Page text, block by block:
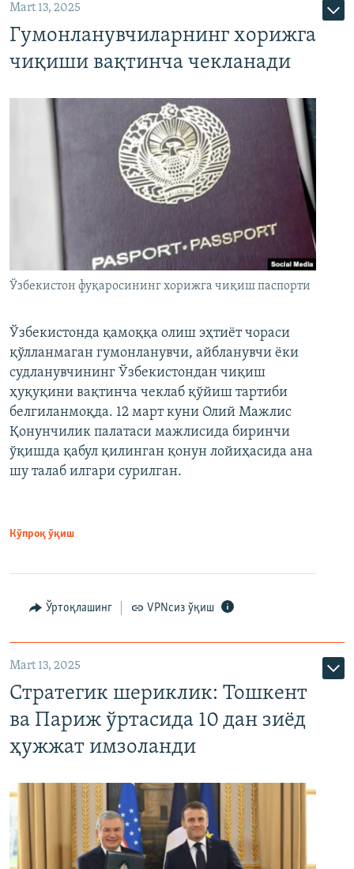
Mart 13, 2025
Гумонланувчиларнинг хорижга
чиқиши вақтинча чекланади
Ўзбекистон фуқаросининг хорижга чиқиш паспорти
Ўзбекистонда қамоққа олиш эҳтиёт чораси
қўлланмаган гумонланувчи, айбланувчи ёки
судланувчининг Ўзбекистондан чиқиш
ҳуқуқини вақтинча чеклаб қўйиш тартиби
белгиланмоқда. 12 март куни Олий Мажлис
Қонунчилик палатаси мажлисида биринчи
ўқишда қабул қилинган қонун лойиҳасида ана
шу талаб илгари сурилган.
Кўпроқ ўқиш
Ўртоқлашинг VPNсиз ўқиш
Mart 13, 2025
Стратегик шериклик: Тошкент
ва Париж ўртасида 10 дан зиёд
ҳужжат имзоланди